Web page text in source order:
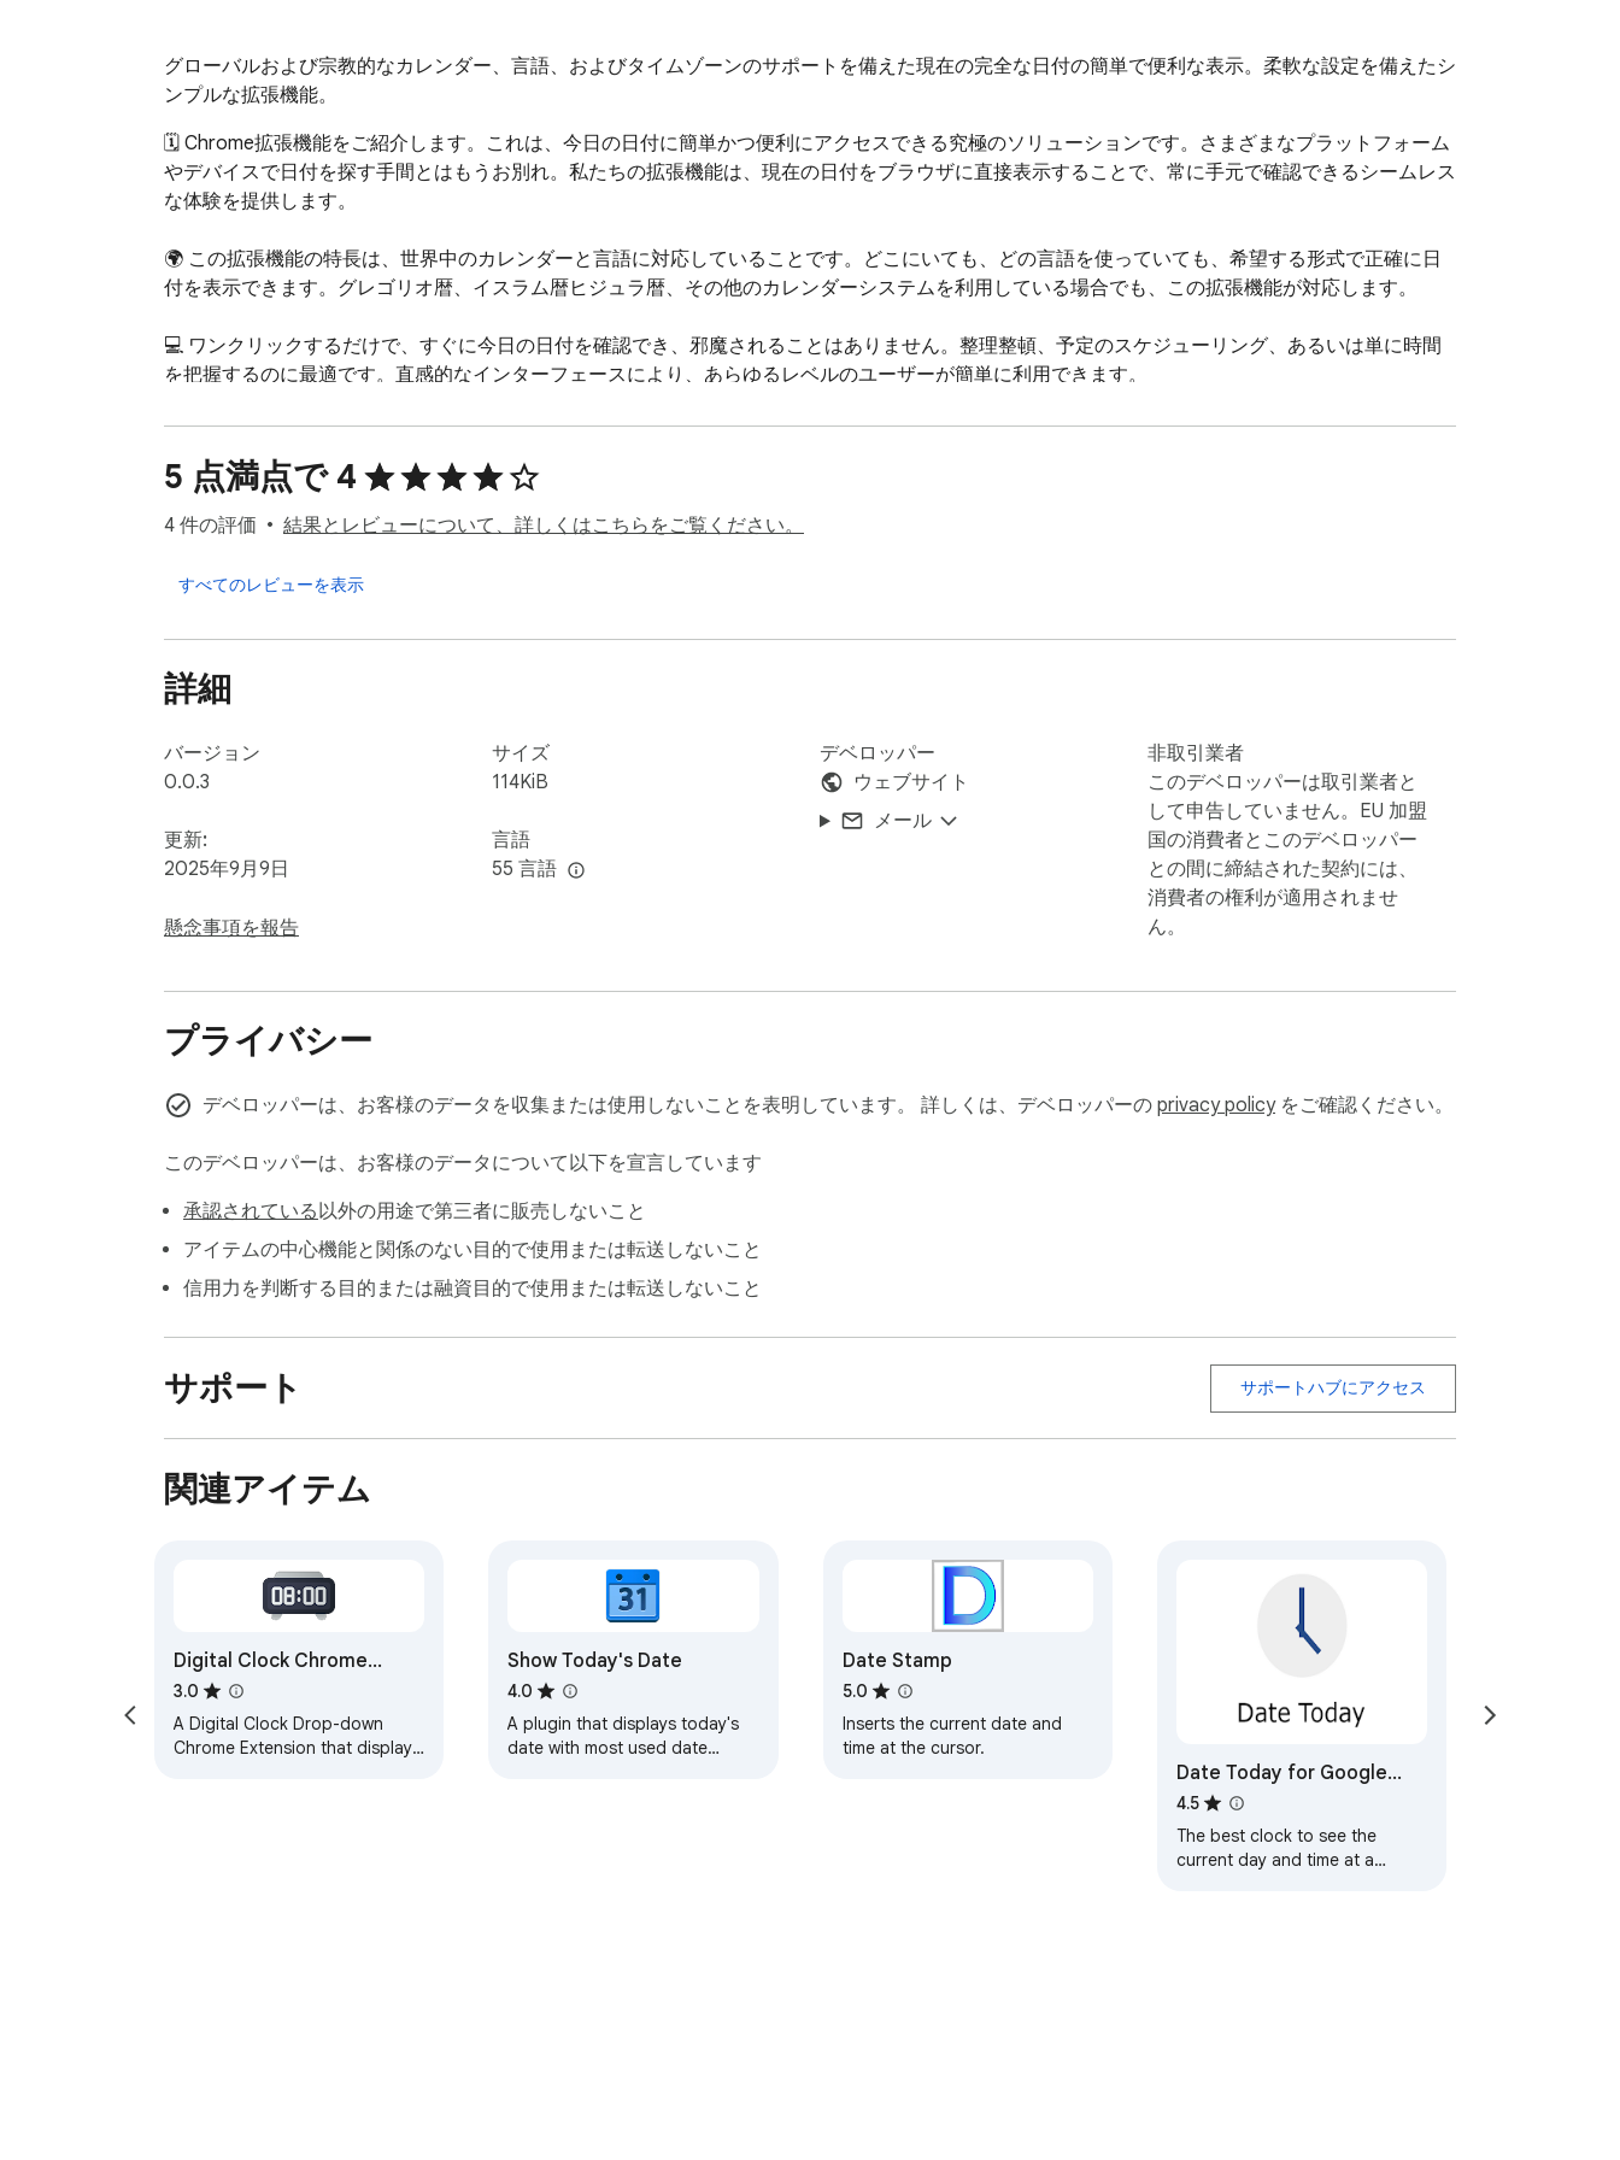
グローバルおよび宗教的なカレンダー、言語、およびタイムゾーンのサポートを備えた現在の完全な日付の簡単で便利な表示。柔軟な設定を備えたシ
ンプルな拡張機能。
🗓️ Chrome拡張機能をご紹介します。これは、今日の日付に簡単かつ便利にアクセスできる究極のソリューションです。さまざまなプラットフォーム
やデバイスで日付を探す手間とはもうお別れ。私たちの拡張機能は、現在の日付をブラウザに直接表示することで、常に手元で確認できるシームレス
な体験を提供します。
🌍 この拡張機能の特長は、世界中のカレンダーと言語に対応していることです。どこにいても、どの言語を使っていても、希望する形式で正確に日
付を表示できます。グレゴリオ暦、イスラム暦ヒジュラ暦、その他のカレンダーシステムを利用している場合でも、この拡張機能が対応します。
💻 ワンクリックするだけで、すぐに今日の日付を確認でき、邪魔されることはありません。整理整頓、予定のスケジューリング、あるいは単に時間
を把握するのに最適です。直感的なインターフェースにより、あらゆるレベルのユーザーが簡単に利用できます。
⏰ Chrome拡張機能で、常に今日の日付を自分の好みに合わせて手元に置いておける便利さを体験してください。世界のどこにいても、日付を簡単に
追跡できるようになります。
5 点満点で 4
4 件の評価 結果とレビューについて、詳しくはこちらをご覧ください。
すべてのレビューを表示
詳細
バージョン
0.0.3
更新:
2025年9月9日
懸念事項を報告
サイズ
114KiB
言語
55 言語
デベロッパー
ウェブサイト
メール
非取引業者
このデベロッパーは取引業者と
して申告していません。EU 加盟
国の消費者とこのデベロッパー
との間に締結された契約には、
消費者の権利が適用されませ
ん。
プライバシー
デベロッパーは、お客様のデータを収集または使用しないことを表明しています。 詳しくは、デベロッパーの privacy policyをご確認ください。
このデベロッパーは、お客様のデータについて以下を宣言しています
承認されている以外の用途で第三者に販売しないこと
アイテムの中心機能と関係のない目的で使用または転送しないこと
信用力を判断する目的または融資目的で使用または転送しないこと
サポート サポートハブにアクセス
関連アイテム
Digital Clock Chrome
Extension
3.0
A Digital Clock Drop-down
Chrome Extension that displays
Show Today's Date
4.0
A plugin that displays today's
date with most used date
Date Stamp
5.0
Inserts the current date and
time at the cursor.
Date Today for Google
Chrome
4.5
The best clock to see the
current day and time at a